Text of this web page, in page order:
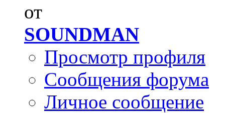
от
SOUNDMAN
Просмотр профиля
Сообщения форума
Личное сообщение